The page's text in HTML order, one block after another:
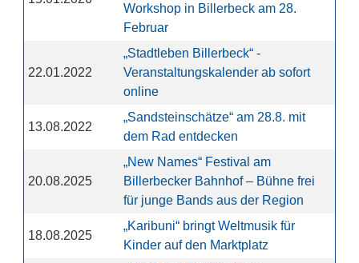
Workshop in Billerbeck am 28.
Februar
22.01.2022
„Stadtleben Billerbeck“ -
Veranstaltungskalender ab sofort
online
13.08.2022
„Sandsteinschätze“ am 28.8. mit
dem Rad entdecken
20.08.2025
„New Names“ Festival am
Billerbecker Bahnhof – Bühne frei
für junge Bands aus der Region
18.08.2025
„Karibuni“ bringt Weltmusik für
Kinder auf den Marktplatz